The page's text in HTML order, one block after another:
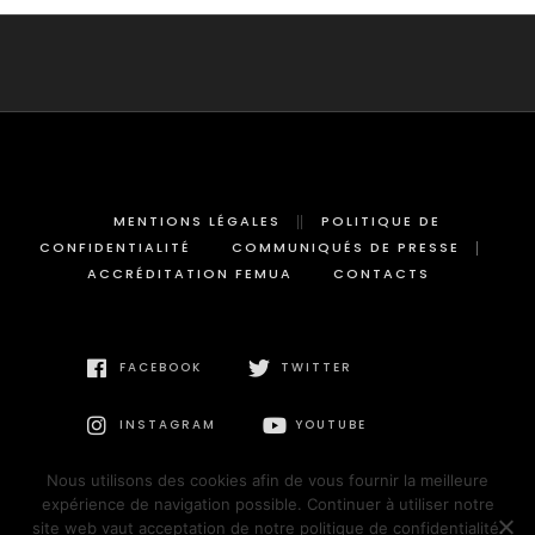
MENTIONS LÉGALES
POLITIQUE DE
CONFIDENTIALITÉ
COMMUNIQUÉS DE PRESSE
ACCRÉDITATION FEMUA
CONTACTS
FACEBOOK TWITTER
INSTAGRAM YOUTUBE
Nous utilisons des cookies afin de vous fournir la meilleure
expérience de navigation possible. Continuer à utiliser notre
site web vaut acceptation de notre politique de confidentialité.